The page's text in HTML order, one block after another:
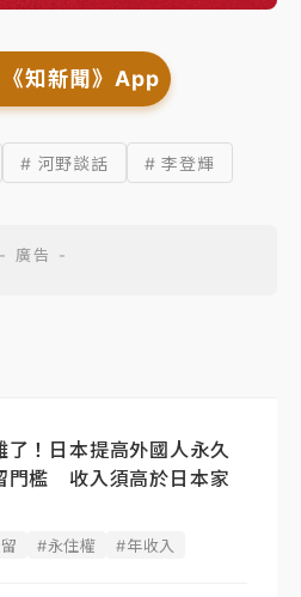
《知新聞》App
# 河野談話 # 李登輝
了！日本提高外國人永久
門檻 收入須高於日本家
#永住權 #年收入